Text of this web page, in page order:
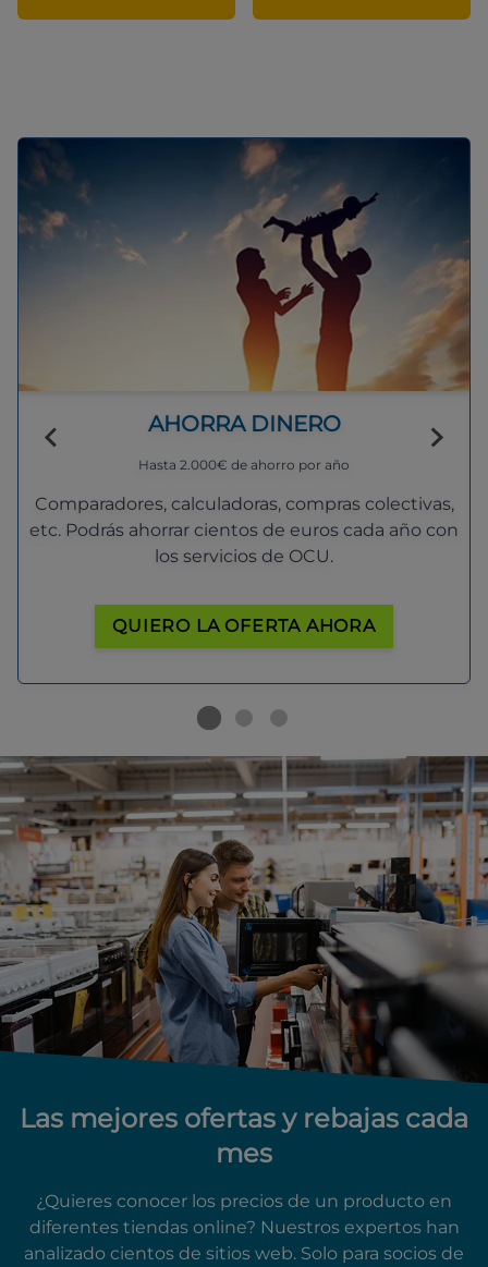
AHORRA DINERO
Hasta 2.000€ de ahorro por año
Comparadores, calculadoras, compras colectivas,
etc. Podrás ahorrar cientos de euros cada año con
los servicios de OCU.
QUIERO LA OFERTA AHORA
Las mejores ofertas y rebajas cada
mes
¿Quieres conocer los precios de un producto en
diferentes tiendas online? Nuestros expertos han
analizado cientos de sitios web. Solo para socios de